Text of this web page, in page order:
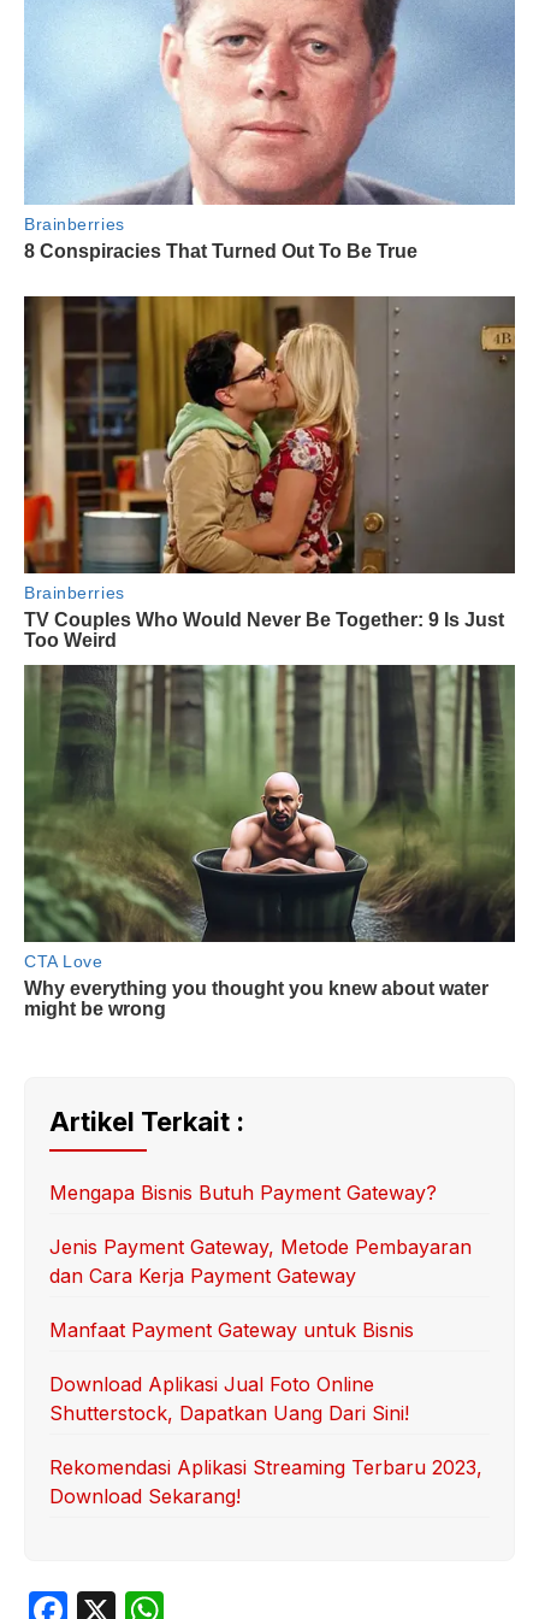
Artikel Terkait :
Mengapa Bisnis Butuh Payment Gateway?
Jenis Payment Gateway, Metode Pembayaran
dan Cara Kerja Payment Gateway
Manfaat Payment Gateway untuk Bisnis
Download Aplikasi Jual Foto Online
Shutterstock, Dapatkan Uang Dari Sini!
Rekomendasi Aplikasi Streaming Terbaru 2023,
Download Sekarang!